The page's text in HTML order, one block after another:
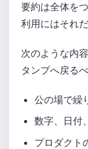
要約は全体を
利用にはそれ
次のような内
タンプへ戻るべ
公の場で繰
数字、日付
プロダクト